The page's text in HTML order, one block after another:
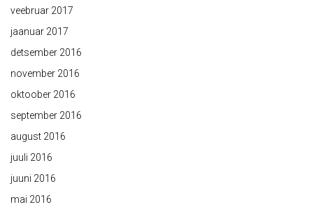
veebruar 2017
jaanuar 2017
detsember 2016
november 2016
oktoober 2016
september 2016
august 2016
juuli 2016
juuni 2016
mai 2016